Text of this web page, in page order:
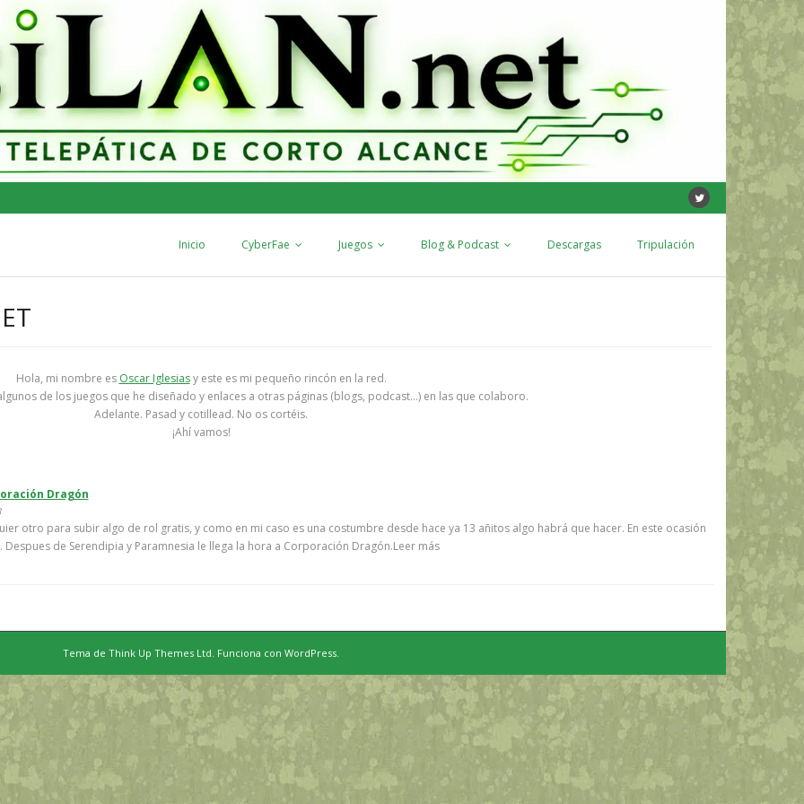
Inicio CyberFae Juegos Blog & Podcast Descargas Tripulación
Hola, mi nombre es Oscar Iglesiasy este es mi pequeño rincón en la red.
de los juegos que he diseñado y enlaces a otras páginas (blogs, podcast…) en las que colaboro.
Adelante. Pasad y cotillead. No os cortéis.
¡Ahí vamos!
Dragón
otro para subir algo de rol gratis, y como en mi caso es una costumbre desde hace ya 13 añitos algo habrá que hacer. En este ocasión
de Serendipia y Paramnesia le llega la hora a Corporación Dragón.Leer más
Tema de Think Up Themes Ltd . Funciona con WordPress